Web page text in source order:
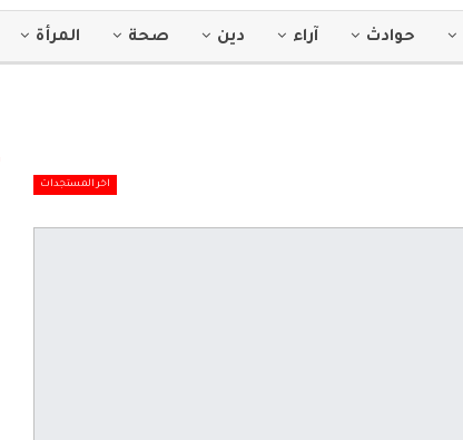
حوادث آراء دين صحة المرأة
اخر المستجدات